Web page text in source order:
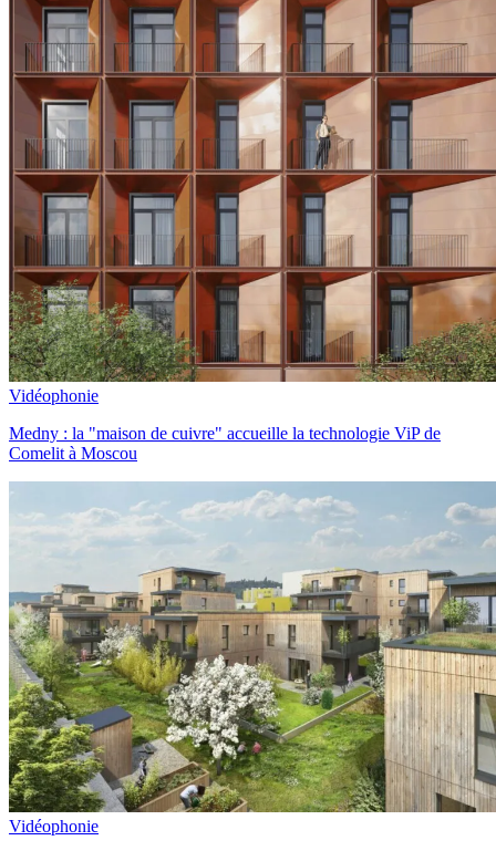
Vidéophonie
Medny : la "maison de cuivre" accueille la technologie ViP de
Comelit à Moscou
Vidéophonie